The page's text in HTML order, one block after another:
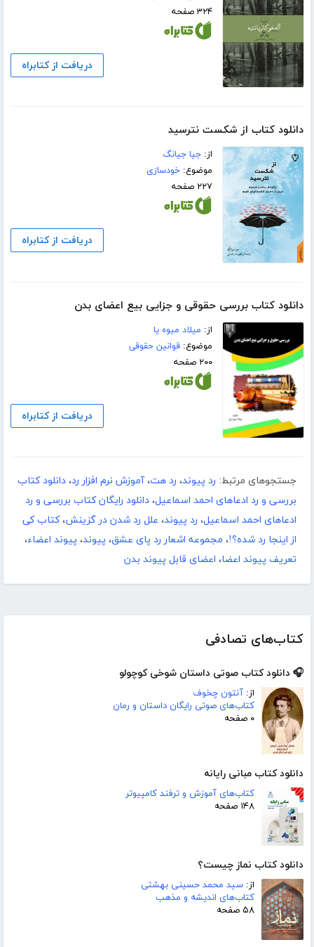
کتاب‌های تصادفی
🎧 دانلود کتاب صوتی داستان شوخی کوچولو
از: آنتون چخوف
کتاب‌های صوتی رایگان داستان و رمان
۰ صفحه
دانلود کتاب مبانی رایانه
کتاب‌های آموزش و ترفند کامپیوتر
۱۴۸ صفحه
دانلود کتاب نماز چیست؟
از: سید محمد حسینی بهشتی
کتاب‌های اندیشه و مذهب
۵۸ صفحه
۳۲۴ صفحه
دریافت از کتابراه
دانلود کتاب از شکست نترسید
از:جیا جیانگ
موضوع:خودسازی
۲۲۷ صفحه
دریافت از کتابراه
دانلود کتاب بررسی حقوقی و جزایی بیع اعضای بدن
از: میلاد میوه یا
موضوع:قوانین حقوقی
۲۰۰ صفحه
دریافت از کتابراه
جستجوهای مرتبط: رد پیوند، رد هت،آموزش نرم افزار رد، دانلود کتاب
بررسی و رد ادعاهای احمد اسماعیل، دانلود رایگان کتاب بررسی و رد
ادعاهای احمد اسماعیل، رد پیوند، علل رد شدن در گزینش،کتاب کی
از اینجا رد شده؟!، مجموعه اشعار رد پای عشق، پیوند، پیوند اعضاء،
تعریف پیوند اعضا، اعضای قابل پیوند بدن